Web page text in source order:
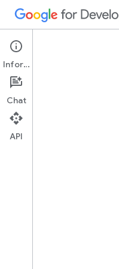
Google Developer
Se
Información
Chat
API